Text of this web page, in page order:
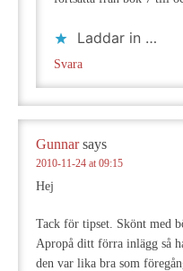
Laddar in …
Svara
Gunnar says
2010-11-24 at 09:15
Hej
Tack för tipset. Skönt med
Apropå ditt förra inlägg så
den var lika bra som